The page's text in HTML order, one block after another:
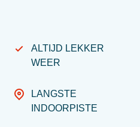
ALTIJD LEKKER
WEER
LANGSTE
INDOORPISTE